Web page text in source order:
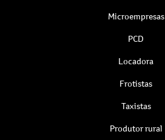
Microempresas
PCD
Locadora
Frotistas
Taxistas
Produtor rural